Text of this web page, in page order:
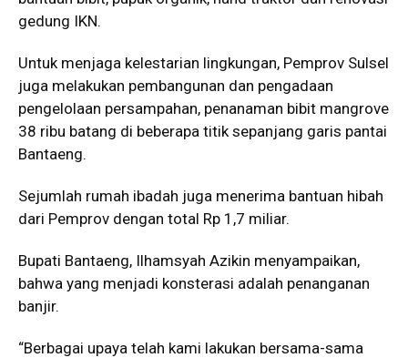
gedung IKN.
Untuk menjaga kelestarian lingkungan, Pemprov Sulsel
juga melakukan pembangunan dan pengadaan
pengelolaan persampahan, penanaman bibit mangrove
38 ribu batang di beberapa titik sepanjang garis pantai
Bantaeng.
Sejumlah rumah ibadah juga menerima bantuan hibah
dari Pemprov dengan total Rp 1,7 miliar.
Bupati Bantaeng, Ilhamsyah Azikin menyampaikan,
bahwa yang menjadi konsterasi adalah penanganan
banjir.
“Berbagai upaya telah kami lakukan bersama-sama